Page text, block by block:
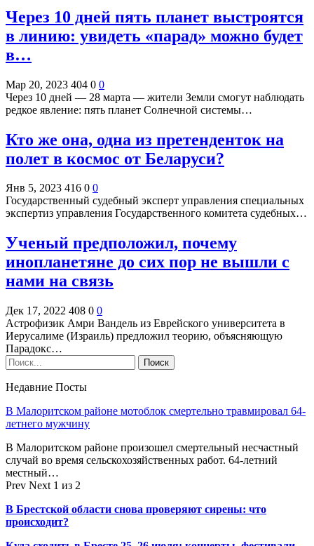
Через 10 дней пять планет выстроятся
в линию: увидеть «парад» можно будет
в…
Мар 20, 2023 404 0 0
Через 10 дней — 28 марта — жители Земли смогут наблюдать
редкое явление: пять планет Солнечной системы…
Кто же она, одна из претенденток на
полет в космос от Беларуси?
Янв 5, 2023 416 0 0
Государственный судебный эксперт управления специальных
экспертиз управления Государственного комитета судебных…
Ученый предположил, почему
инопланетяне до сих пор не вышли с
нами на связь
Дек 17, 2022 408 0 0
Астрофизик Амри Вандель из Еврейского университета в
Иерусалиме (Израиль) предложил теорию, объясняющую
Парадокс…
Недавние Посты
В Малоритском районе мотоблок смертельно травмировал 64-
летнего мужчину
В Малоритском районе произошел смертельный несчастный
случай во время сельскохозяйственных работ. 64-летний
местный…
Prev Next 1 из 2
В Брестской области снова проверяют сирены: что
происходит?